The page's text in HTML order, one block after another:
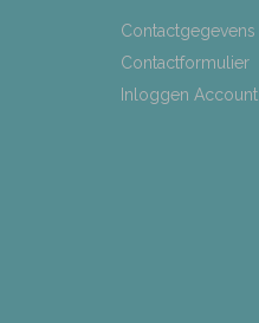
Contactgegevens
Contactformulier
Inloggen Account